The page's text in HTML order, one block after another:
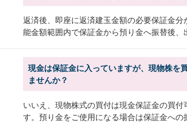
返済後、即座に返済建玉金額の必要保証金
能金額範囲内で保証金から預り金へ振替後、
現金は保証金に入っていますが、現物株を
ませんか？
いいえ、現物株式の買付は現金保証金の買
す。預り金をご使用になる場合は保証金への